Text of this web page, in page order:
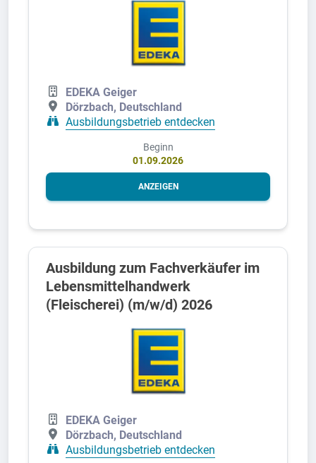
EDEKA Geiger
Dörzbach, Deutschland
Ausbildungsbetrieb entdecken
Beginn
01.09.2026
ANZEIGEN
Ausbildung zum Fachverkäufer im
Lebensmittelhandwerk
(Fleischerei) (m/w/d) 2026
EDEKA Geiger
Dörzbach, Deutschland
Ausbildungsbetrieb entdecken